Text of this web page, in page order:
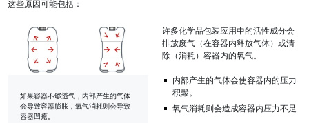
这些原因可能包括：
如果容器不够透气，内部产生的气体
会导致容器膨胀，氧气消耗则会导致
容器凹瘪。
许多化学品包装应用中的活性成分会
排放废气（在容器内释放气体）或清
除（消耗）容器内的氧气。
内部产生的气体会使容器内的压力
积聚。
氧气消耗则会造成容器内压力不足